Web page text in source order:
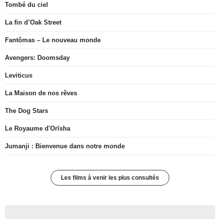
Tombé du ciel
La fin d’Oak Street
Fantômas – Le nouveau monde
Avengers: Doomsday
Leviticus
La Maison de nos rêves
The Dog Stars
Le Royaume d'Orïsha
Jumanji : Bienvenue dans notre monde
Les films à venir les plus consultés